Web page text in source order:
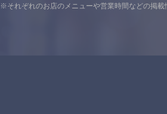
※それぞれのお店のメニューや営業時間などの掲載